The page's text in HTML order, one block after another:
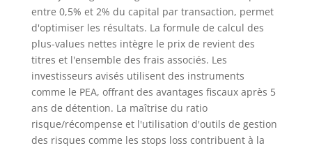
entre 0,5% et 2% du capital par transaction, permet
d'optimiser les résultats. La formule de calcul des
plus-values nettes intègre le prix de revient des
titres et l'ensemble des frais associés. Les
investisseurs avisés utilisent des instruments
comme le PEA, offrant des avantages fiscaux après 5
ans de détention. La maîtrise du ratio
risque/récompense et l'utilisation d'outils de gestion
des risques comme les stops loss contribuent à la